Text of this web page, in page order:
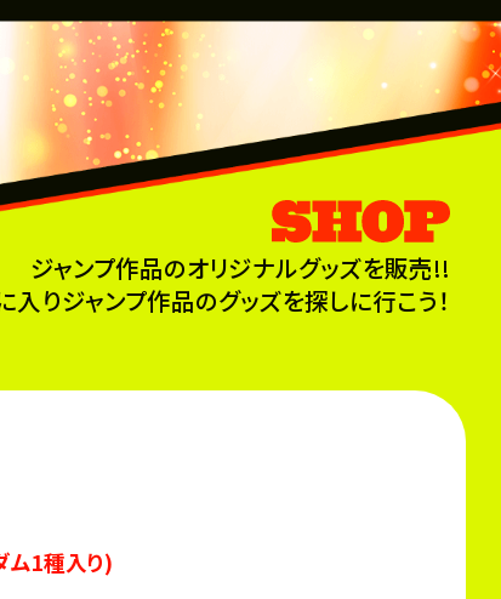
ジャンプ作品のオリジナルグッズを販売!!
入りジャンプ作品のグッズを探しに行こう！
ム1種入り)